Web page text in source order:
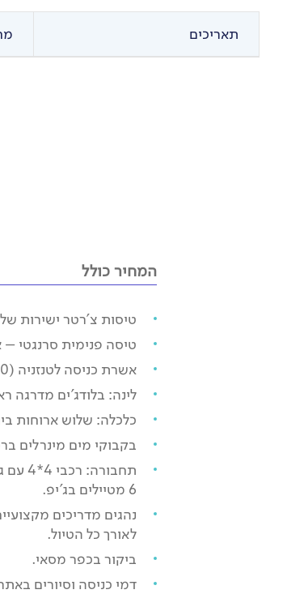
תאריכים
המחיר כולל
טיסות צ’רטר ישירות
טיסה פנימית סרנגטי
אשרת כניסה לטנזניה ($50).
לינה: בלודג’ים מדרגה
כלכלה: שלוש ארוחות
בקבוקי מים מינרלים
6 מטיילים בג’יפ.
נהגים מדריכים
לאורך כל הטיול.
ביקור בכפר מסאי.
דמי כניסה וסיורים